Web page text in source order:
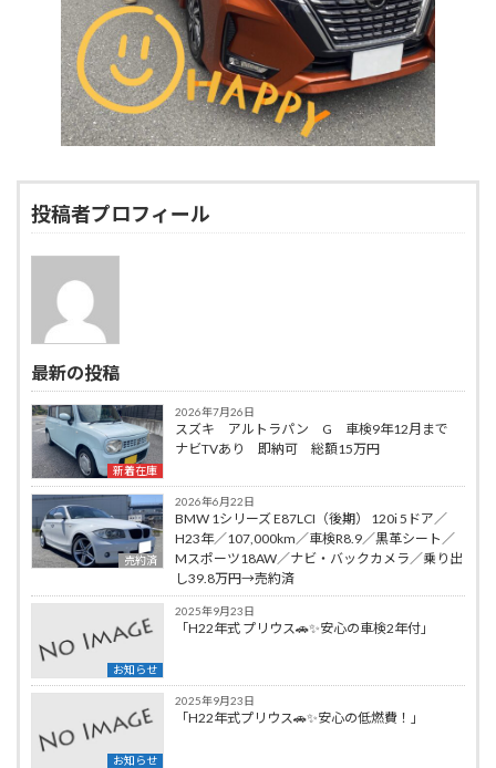
投稿者プロフィール
最新の投稿
新着在庫
2026年7月26日
スズキ アルトラパン G 車検9年12月まで
ナビTVあり 即納可 総額15万円
売約済
2026年6月22日
BMW 1シリーズ E87LCI（後期） 120i 5ドア／
H23年／107,000km／車検R8.9／黒革シート／
Mスポーツ18AW／ナビ・バックカメラ／乗り出
し39.8万円→売約済
お知らせ
2025年9月23日
「H22年式 プリウス🚗✨安心の車検2年付」
お知らせ
2025年9月23日
「H22年式プリウス🚗✨安心の低燃費！」